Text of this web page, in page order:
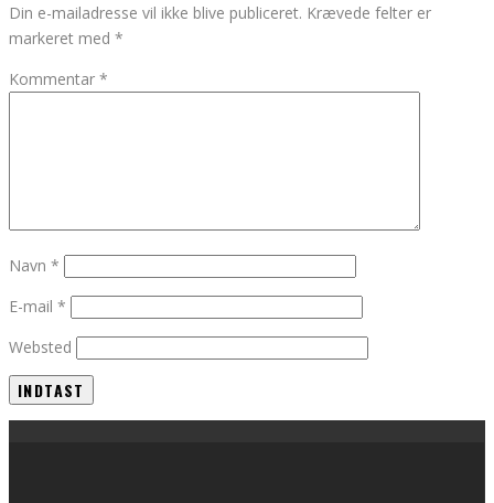
Din e-mailadresse vil ikke blive publiceret. Krævede felter er
markeret med *
Kommentar *
Navn *
E-mail *
Websted